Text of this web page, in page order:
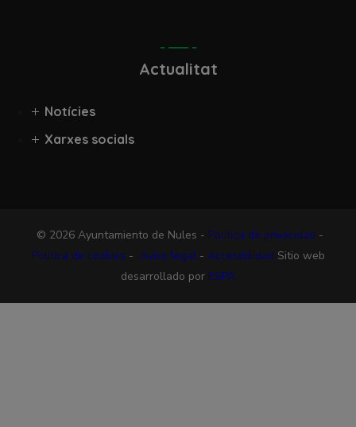
Actualitat
Notícies
Xarxes socials
© 2026 Ayuntamiento de Nules - Política de privacidad -
Política de cookies - Aviso legal- Accesibilidad Sitio web
desarrollado por ESPA